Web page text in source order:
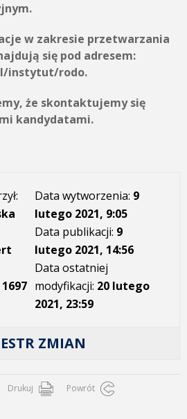
w zakresie przetwarzania
się pod adresem:
instytut/rodo.
że skontaktujemy się
kandydatami.
1697
Data wytworzenia: 9
lutego 2021, 9:05
Data publikacji: 9
lutego 2021, 14:56
Data ostatniej
modyfikacji: 20 lutego
2021, 23:59
ZMIAN
Drukuj Powrót